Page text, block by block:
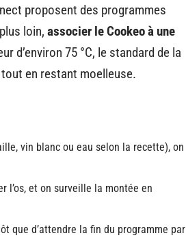
proposent des programmes
loin, associer le Cookeo à une
d’environ 75 °C, le standard de la
en restant moelleuse.
vin blanc ou eau selon la recette), on
l’os, et on surveille la montée en
que d’attendre la fin du programme par